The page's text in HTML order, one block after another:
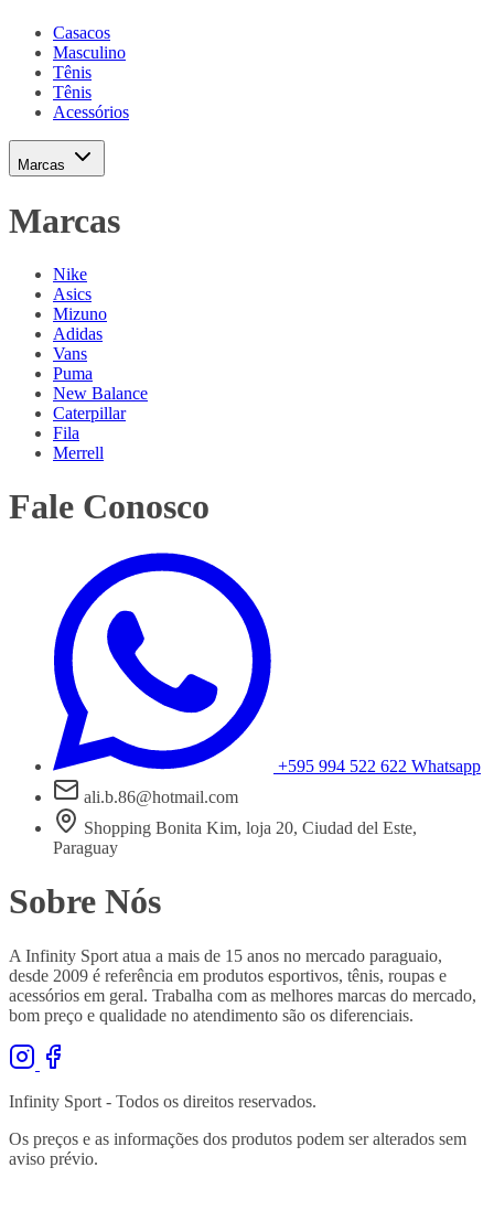
Casacos
Masculino
Tênis
Tênis
Acessórios
Marcas
Marcas
Nike
Asics
Mizuno
Adidas
Vans
Puma
New Balance
Caterpillar
Fila
Merrell
Fale Conosco
+595 994 522 622 Whatsapp
ali.b.86@hotmail.com
Shopping Bonita Kim, loja 20, Ciudad del Este,
Paraguay
Sobre Nós
A Infinity Sport atua a mais de 15 anos no mercado paraguaio,
desde 2009 é referência em produtos esportivos, tênis, roupas e
acessórios em geral. Trabalha com as melhores marcas do mercado,
bom preço e qualidade no atendimento são os diferenciais.
Infinity Sport - Todos os direitos reservados.
Os preços e as informações dos produtos podem ser alterados sem
aviso prévio.